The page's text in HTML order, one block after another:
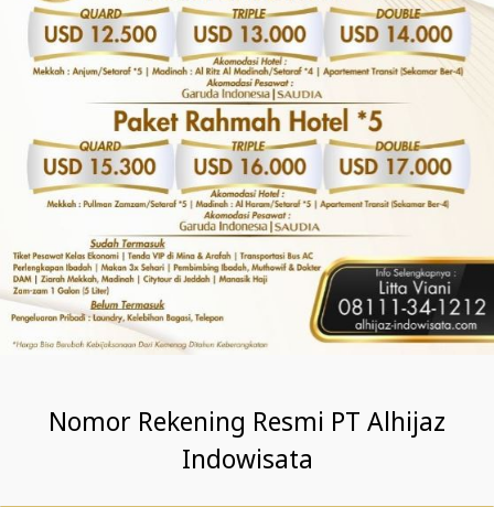
Nomor Rekening Resmi PT Alhijaz
Indowisata